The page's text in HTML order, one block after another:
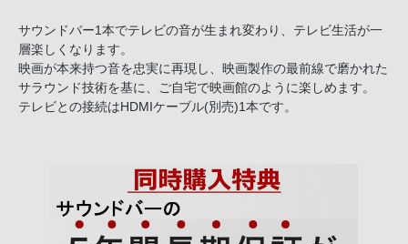
サウンドバー1本でテレビの音が生まれ変わり、テレビ生活が一
層楽しくなります。
映画が本来持つ音を忠実に再現し、映画製作の最前線で磨かれた
サラウンド技術を基に、ご自宅で映画館のように楽しめます。
テレビとの接続はHDMIケーブル(別売)1本です。